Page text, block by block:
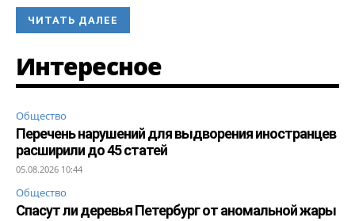
ЧИТАТЬ ДАЛЕЕ
Интересное
Общество
Перечень нарушений для выдворения иностранцев
расширили до 45 статей
05.08.2026 10:44
Общество
Спасут ли деревья Петербург от аномальной жары